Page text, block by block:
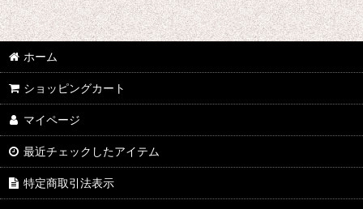
石渡明廣/Akihiro Ishiwatari
イーヨ/eEyo
今井アレクサンドル/Alexandre Imai
うつみようこ/Yoko Utsumi
太田恵資 / Keisuke Ota
ホーム
ショッピングカート
マイページ
最近チェックしたアイテム
特定商取引法表示